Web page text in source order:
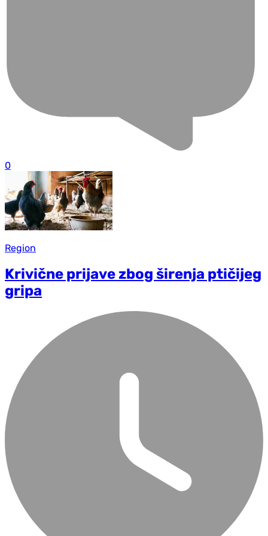
0
Region
Krivične prijave zbog širenja ptičijeg
gripa